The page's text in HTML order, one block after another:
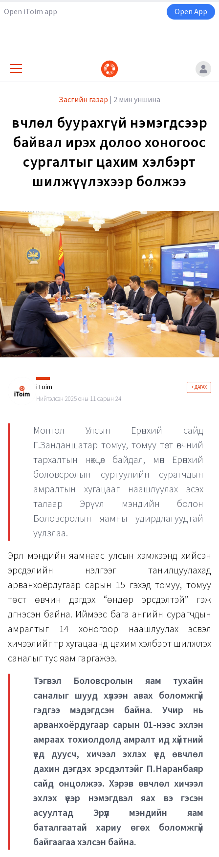
Open iToim app Open App
Засгийн газар | 2 мин уншина
Өвчлөл буурахгүй нэмэгдсээр
байвал ирэх долоо хоногоос
сургалтыг цахим хэлбэрт
шилжүүлэхээр болжээ
iToim + ДАГАХ
Нийтэлсэн 2025 оны 11 сарын 24
Монгол Улсын Ерөнхий сайд
Г.Занданшатар томуу, томуу төст өвчний
тархалтын нөхцөл байдал, мөн Ерөнхий
боловсролын сургуулийн сурагчдын
амралтын хугацааг наашлуулах эсэх
талаар Эрүүл мэндийн болон
Боловсролын яамны удирдлагуудтай
уулзлаа.
Эрүүл мэндийн яамнаас улсын хэмжээнд хийсэн
эрсдэлийн үнэлгээг танилцуулахад
арванхоёрдугаар сарын 15 гэхэд томуу, томуу
төст өвчин дэгдэх “өндөр эрсдэлтэй” гэж
дүгнэсэн байна. Иймээс бага ангийн сурагчдын
амралтыг 14 хоногоор наашлуулах эсвэл
хичээлийг түр хугацаанд цахим хэлбэрт шилжүүлэх
саналыг тус яам гаргажээ.
Тэгвэл Боловсролын яам тухайн
саналыг шууд хүлээн авах боломжгүй
гэдгээ мэдэгдсэн байна. Учир нь
арванхоёрдугаар сарын 01-нээс эхлэн
амраах тохиолдолд амралт ид хүйтний
үед дуусч, хичээл эхлэх үед өвчлөл
дахин дэгдэх эрсдэлтэйг П.Наранбаяр
сайд онцолжээ. Хэрэв өвчлөл хичээл
эхлэх үеэр нэмэгдвэл яах вэ гэсэн
асуултад Эрүүл мэндийн яам
баталгаатай хариу өгөх боломжгүй
байгаагаа хэлсэн байна.